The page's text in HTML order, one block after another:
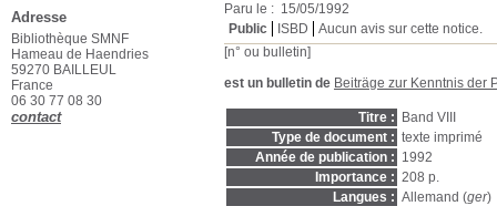
Paru le : 15/05/1992
Public
ISBD
Aucun avis sur cette notice.
[n° ou bulletin]
est un bulletin de Beiträge zur Kenntnis der
Titre :
Band VIII
Type de document : texte imprimé
Année de publication : 1992
Importance : 208 p.
Langues : Allemand (ger)
Adresse
Bibliothèque SMNF
Hameau de Haendries
59270 BAILLEUL
France
06 30 77 08 30
contact